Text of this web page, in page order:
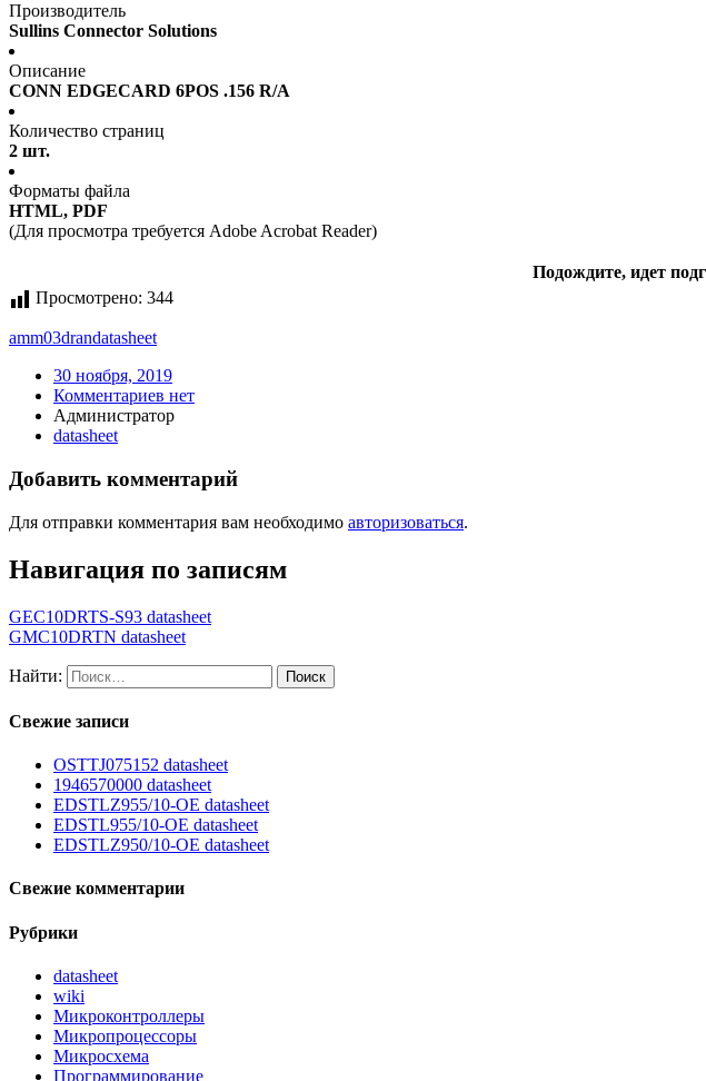
Производитель
Sullins Connector Solutions
Описание
CONN EDGECARD 6POS .156 R/A
Количество страниц
2 шт.
Форматы файла
HTML, PDF
(Для просмотра требуется Adobe Acrobat Reader)
Подождите, идет
Просмотрено: 344
amm03drandatasheet
30 ноября, 2019
Комментариев нет
Администратор
datasheet
Добавить комментарий
Для отправки комментария вам необходимо авторизоваться.
Навигация по записям
GEC10DRTS-S93 datasheet
GMC10DRTN datasheet
Найти:
Свежие записи
OSTTJ075152 datasheet
1946570000 datasheet
EDSTLZ955/10-OE datasheet
EDSTL955/10-OE datasheet
EDSTLZ950/10-OE datasheet
Свежие комментарии
Рубрики
datasheet
wiki
Микроконтроллеры
Микропроцессоры
Микросхема
Программирование